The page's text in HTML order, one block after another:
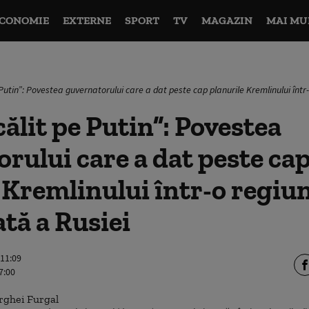
EXTERNE SPORT TV MAGAZIN MAI
Povestea guvernatorului care a dat peste cap planurile Kremlinului
pe Putin”: Povestea
care a dat peste
într-o
a Rusiei